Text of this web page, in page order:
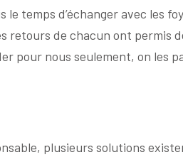
le temps d’échanger avec les
retours de chacun ont
pour nous seulement, on les
plusieurs solutions